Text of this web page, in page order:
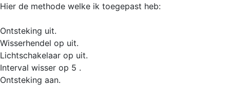
Hier de methode welke ik toegepast heb:
Ontsteking uit.
Wisserhendel op uit.
Lichtschakelaar op uit.
Interval wisser op 5 .
Ontsteking aan.